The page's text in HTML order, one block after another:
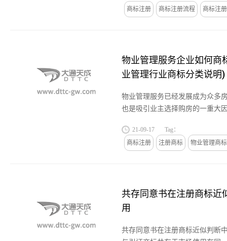
商标注册
商标注册流程 商标注
物业管理服务企业如何商
业管理行业商标分类说明)
物业管理服务已经发展成为众多
也是吸引业主选择购房的一重大
天汇总了相关知识,一起分享...
21-09-17
Tag：
商标注册
注册商标 物业管理商
共存同意书在注册商标近
用
共存同意书在注册商标近似判断